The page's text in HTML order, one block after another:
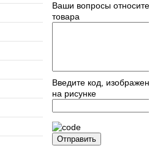
Ваши вопросы
товара
Введите код,
на рисунке
Отправить